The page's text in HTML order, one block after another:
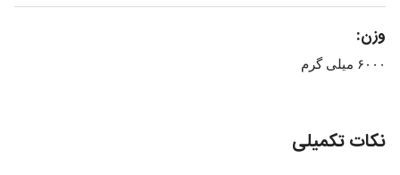
وزن:
۶۰۰۰ میلی گرم
نکات تکمیلی